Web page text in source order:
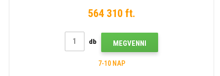
564 310 ft.
db MEGVENNI
7-10 NAP